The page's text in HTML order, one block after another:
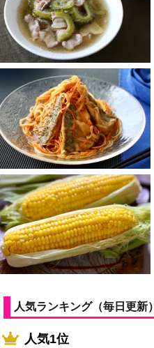
人気ランキング（毎日更新）
人気1位